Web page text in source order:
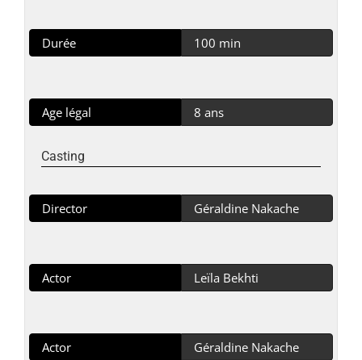
Durée 100 min
Age légal 8 ans
Casting
Director Géraldine Nakache
Actor Leïla Bekhti
Actor Géraldine Nakache